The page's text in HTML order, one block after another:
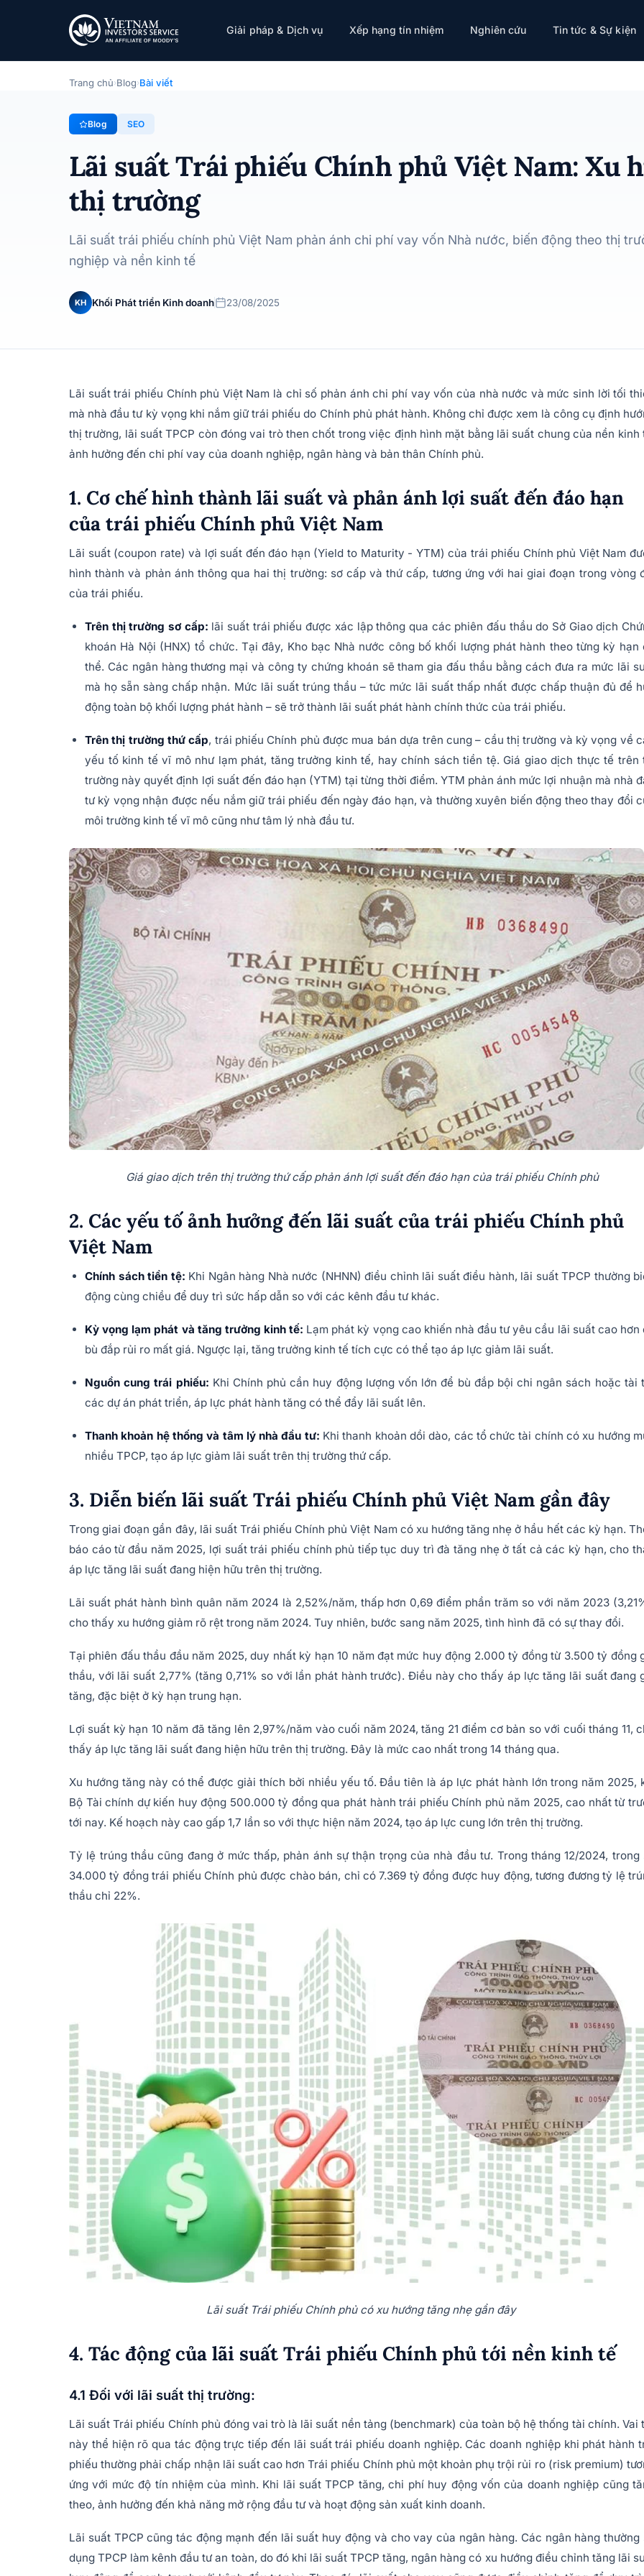
Giải pháp & Dịch vụ Xếp hạng tín nhiệm Nghiên cứu Tin tức & Sự kiện
Lãi suất Trái phiếu Chính phủ Việt Nam: Xu hướng và tác động thị trường
SEO · 23/08/2025
Trang chủ›Blog›Bài viết
Blog SEO
Lãi suất Trái phiếu Chính phủ Việt Nam: Xu
thị trường
Lãi suất trái phiếu chính phủ Việt Nam phản ánh chi phí vay vốn Nhà nước, biến động theo thị
nghiệp và nền kinh tế
KH Khối Phát triển Kinh doanh 23/08/2025
Lãi suất trái phiếu Chính phủ Việt Nam là chỉ số phản ánh chi phí vay vốn của nhà nước và mức sinh lời tối
mà nhà đầu tư kỳ vọng khi nắm giữ trái phiếu do Chính phủ phát hành. Không chỉ được xem là công cụ định
thị trường, lãi suất TPCP còn đóng vai trò then chốt trong việc định hình mặt bằng lãi suất chung của nền kinh
ảnh hưởng đến chi phí vay của doanh nghiệp, ngân hàng và bản thân Chính phủ.
1. Cơ chế hình thành lãi suất và phản ánh lợi suất đến đáo hạn
của trái phiếu Chính phủ Việt Nam
Lãi suất (coupon rate) và lợi suất đến đáo hạn (Yield to Maturity - YTM) của trái phiếu Chính phủ Việt Nam
hình thành và phản ánh thông qua hai thị trường: sơ cấp và thứ cấp, tương ứng với hai giai đoạn trong vòng
của trái phiếu.
Trên thị trường sơ cấp: lãi suất trái phiếu được xác lập thông qua các phiên đấu thầu do Sở Giao dịch
khoán Hà Nội (HNX) tổ chức. Tại đây, Kho bạc Nhà nước công bố khối lượng phát hành theo từng kỳ hạn
thể. Các ngân hàng thương mại và công ty chứng khoán sẽ tham gia đấu thầu bằng cách đưa ra mức lãi
mà họ sẵn sàng chấp nhận. Mức lãi suất trúng thầu – tức mức lãi suất thấp nhất được chấp thuận đủ để
động toàn bộ khối lượng phát hành – sẽ trở thành lãi suất phát hành chính thức của trái phiếu.
Trên thị trường thứ cấp, trái phiếu Chính phủ được mua bán dựa trên cung – cầu thị trường và kỳ vọng về
yếu tố kinh tế vĩ mô như lạm phát, tăng trưởng kinh tế, hay chính sách tiền tệ. Giá giao dịch thực tế trên
trường này quyết định lợi suất đến đáo hạn (YTM) tại từng thời điểm. YTM phản ánh mức lợi nhuận mà nhà
tư kỳ vọng nhận được nếu nắm giữ trái phiếu đến ngày đáo hạn, và thường xuyên biến động theo thay đổi
môi trường kinh tế vĩ mô cũng như tâm lý nhà đầu tư.
Giá giao dịch trên thị trường thứ cấp phản ánh lợi suất đến đáo hạn của trái phiếu Chính phủ
2. Các yếu tố ảnh hưởng đến lãi suất của trái phiếu Chính phủ
Việt Nam
Chính sách tiền tệ: Khi Ngân hàng Nhà nước (NHNN) điều chỉnh lãi suất điều hành, lãi suất TPCP thường
động cùng chiều để duy trì sức hấp dẫn so với các kênh đầu tư khác.
Kỳ vọng lạm phát và tăng trưởng kinh tế: Lạm phát kỳ vọng cao khiến nhà đầu tư yêu cầu lãi suất cao hơn
bù đắp rủi ro mất giá. Ngược lại, tăng trưởng kinh tế tích cực có thể tạo áp lực giảm lãi suất.
Nguồn cung trái phiếu: Khi Chính phủ cần huy động lượng vốn lớn để bù đắp bội chi ngân sách hoặc tài
các dự án phát triển, áp lực phát hành tăng có thể đẩy lãi suất lên.
Thanh khoản hệ thống và tâm lý nhà đầu tư: Khi thanh khoản dồi dào, các tổ chức tài chính có xu hướng
nhiều TPCP, tạo áp lực giảm lãi suất trên thị trường thứ cấp.
3. Diễn biến lãi suất Trái phiếu Chính phủ Việt Nam gần đây
Trong giai đoạn gần đây, lãi suất Trái phiếu Chính phủ Việt Nam có xu hướng tăng nhẹ ở hầu hết các kỳ hạn.
báo cáo từ đầu năm 2025, lợi suất trái phiếu chính phủ tiếp tục duy trì đà tăng nhẹ ở tất cả các kỳ hạn, cho
áp lực tăng lãi suất đang hiện hữu trên thị trường.
Lãi suất phát hành bình quân năm 2024 là 2,52%/năm, thấp hơn 0,69 điểm phần trăm so với năm 2023
cho thấy xu hướng giảm rõ rệt trong năm 2024. Tuy nhiên, bước sang năm 2025, tình hình đã có sự thay đổi.
Tại phiên đấu thầu đầu năm 2025, duy nhất kỳ hạn 10 năm đạt mức huy động 2.000 tỷ đồng từ 3.500 tỷ đồng
thầu, với lãi suất 2,77% (tăng 0,71% so với lần phát hành trước). Điều này cho thấy áp lực tăng lãi suất đang
tăng, đặc biệt ở kỳ hạn trung hạn.
Lợi suất kỳ hạn 10 năm đã tăng lên 2,97%/năm vào cuối năm 2024, tăng 21 điểm cơ bản so với cuối tháng 11,
thấy áp lực tăng lãi suất đang hiện hữu trên thị trường. Đây là mức cao nhất trong 14 tháng qua.
Xu hướng tăng này có thể được giải thích bởi nhiều yếu tố. Đầu tiên là áp lực phát hành lớn trong năm 2025,
Bộ Tài chính dự kiến huy động 500.000 tỷ đồng qua phát hành trái phiếu Chính phủ năm 2025, cao nhất từ
tới nay. Kế hoạch này cao gấp 1,7 lần so với thực hiện năm 2024, tạo áp lực cung lớn trên thị trường.
Tỷ lệ trúng thầu cũng đang ở mức thấp, phản ánh sự thận trọng của nhà đầu tư. Trong tháng 12/2024, trong
34.000 tỷ đồng trái phiếu Chính phủ được chào bán, chỉ có 7.369 tỷ đồng được huy động, tương đương tỷ lệ
thầu chỉ 22%.
Lãi suất Trái phiếu Chính phủ có xu hướng tăng nhẹ gần đây
4. Tác động của lãi suất Trái phiếu Chính phủ tới nền kinh tế
4.1 Đối với lãi suất thị trường:
Lãi suất Trái phiếu Chính phủ đóng vai trò là lãi suất nền tảng (benchmark) của toàn bộ hệ thống tài chính. Vai
này thể hiện rõ qua tác động trực tiếp đến lãi suất trái phiếu doanh nghiệp. Các doanh nghiệp khi phát hành
phiếu thường phải chấp nhận lãi suất cao hơn Trái phiếu Chính phủ một khoản phụ trội rủi ro (risk premium)
ứng với mức độ tín nhiệm của mình. Khi lãi suất TPCP tăng, chi phí huy động vốn của doanh nghiệp cũng
theo, ảnh hưởng đến khả năng mở rộng đầu tư và hoạt động sản xuất kinh doanh.
Lãi suất TPCP cũng tác động mạnh đến lãi suất huy động và cho vay của ngân hàng. Các ngân hàng thường
dụng TPCP làm kênh đầu tư an toàn, do đó khi lãi suất TPCP tăng, ngân hàng có xu hướng điều chỉnh tăng lãi